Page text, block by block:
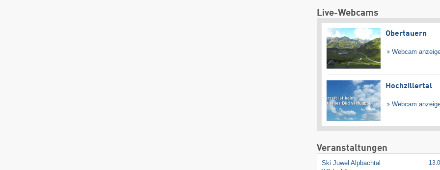
Live-Webcams
Obertauern
Webcam
Hochzillertal
Webcam
Veranstaltungen
Ski Juwel Alpbachtal